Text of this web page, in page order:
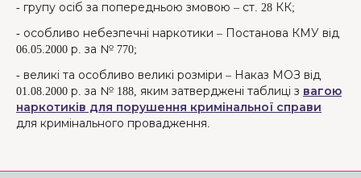
- групу осіб за попередньою змовою – ст. 28 КК;
- особливо небезпечні наркотики – Постанова КМУ від
06.05.2000 р. за № 770;
- великі та особливо великі розміри – Наказ МОЗ від
01.08.2000 р. за № 188, яким затверджені таблиці з вагою
наркотиків для порушення кримінальної справи
для кримінального провадження.